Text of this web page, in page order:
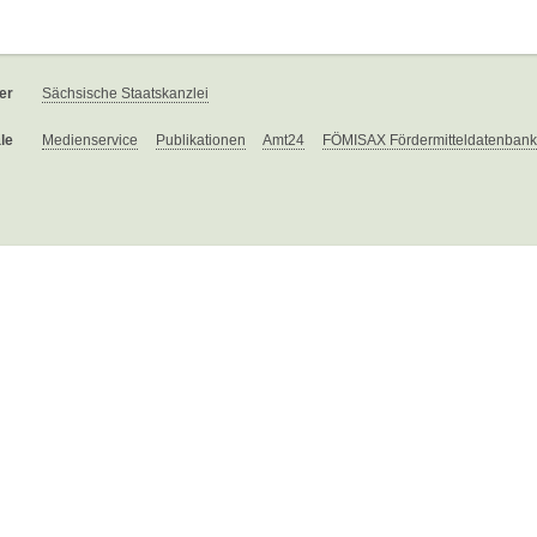
Sächsische Staatskanzlei
Medienservice Publikationen Amt24 FÖMISAX Fördermitteldatenbank